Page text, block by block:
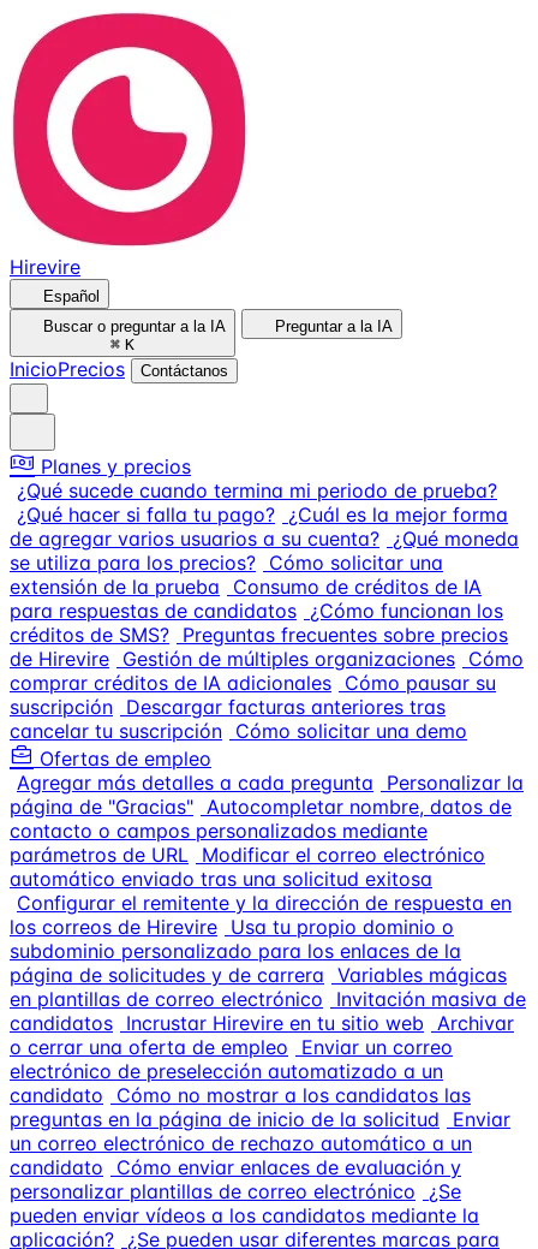
Hirevire
Español
Buscar o preguntar a la IA
⌘ K
Preguntar a la IA
InicioPrecios Contáctanos
Planes y precios
¿Qué sucede cuando termina mi periodo de prueba?
¿Qué hacer si falla tu pago? ¿Cuál es la mejor forma
de agregar varios usuarios a su cuenta? ¿Qué moneda
se utiliza para los precios? Cómo solicitar una
extensión de la prueba
Consumo de créditos de IA
para respuestas de candidatos ¿Cómo funcionan los
créditos de SMS? Preguntas frecuentes sobre precios
de Hirevire Gestión de múltiples organizaciones Cómo
comprar créditos de IA adicionales Cómo pausar su
suscripción Descargar facturas anteriores tras
cancelar tu suscripción Cómo solicitar una demo
Ofertas de empleo
Agregar más detalles a cada pregunta
Personalizar la
página de "Gracias" Autocompletar nombre, datos de
contacto o campos personalizados mediante
parámetros de URL Modificar el correo electrónico
automático enviado tras una solicitud exitosa
Configurar el remitente y la dirección de respuesta en
los correos de Hirevire Usa tu propio dominio o
subdominio personalizado para los enlaces de la
página de solicitudes y de carrera Variables mágicas
en plantillas de correo electrónico
Invitación masiva de
candidatos Incrustar Hirevire en tu sitio web Archivar
o cerrar una oferta de empleo
Enviar un correo
electrónico de preselección automatizado a un
candidato
Cómo no mostrar a los candidatos las
preguntas en la página de inicio de la solicitud
Enviar
un correo electrónico de rechazo automático a un
candidato
Cómo enviar enlaces de evaluación y
personalizar plantillas de correo electrónico
¿Se
pueden enviar vídeos a los candidatos mediante la
aplicación? ¿Se pueden usar diferentes marcas para